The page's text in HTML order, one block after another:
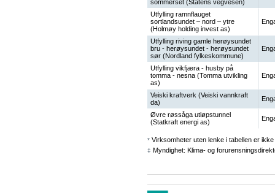
sommerset (Statens vegvesen)
Utfylling ramnflauget
sortlandsundet – nord – ytre
(Holmøy holding invest as)
Utfylling riving gamle herøysundet
bru - herøysundet - herøysundet
sør (Nordland fylkeskommune)
Utfylling vikfjæra - husby på
tomma - nesna (Tomma utvikling
as)
Veiski kraftverk (Veiski vannkraft
da)
Øvre røssåga utløpstunnel
(Statkraft energi as)
* Virksomheter uten lenke i tabellen er
‡ Myndighet: Klima- og